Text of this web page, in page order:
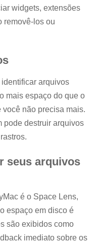
widgets, extensões
removê-los ou
arquivos
mais espaço do que o
não precisa mais.
pode destruir arquivos
seus arquivos
é o Space Lens,
espaço em disco é
são exibidos como
imediato sobre os